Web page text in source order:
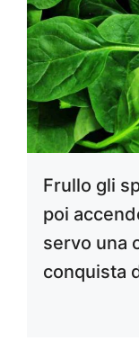
Frullo gli
poi
servo una
conquista